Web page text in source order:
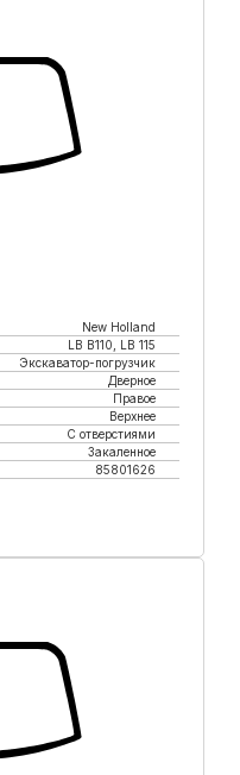
New Holland
LB B110, LB 115
Экскаватор-погрузчик
Дверное
Правое
Верхнее
С отверстиями
Закаленное
85801626